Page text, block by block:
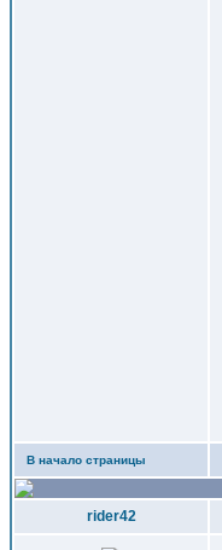
В начало страницы
rider42